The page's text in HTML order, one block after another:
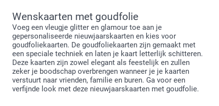
Wenskaarten met goudfolie
Voeg een vleugje glitter en glamour toe aan je
gepersonaliseerde nieuwjaarskaarten en kies voor
goudfoliekaarten. De goudfoliekaarten zijn gemaakt met
een speciale techniek en laten je kaart letterlijk schitteren.
Deze kaarten zijn zowel elegant als feestelijk en zullen
zeker je boodschap overbrengen wanneer je je kaarten
verstuurt naar vrienden, familie en buren. Ga voor een
verfijnde look met deze nieuwjaarskaarten met goudfolie.